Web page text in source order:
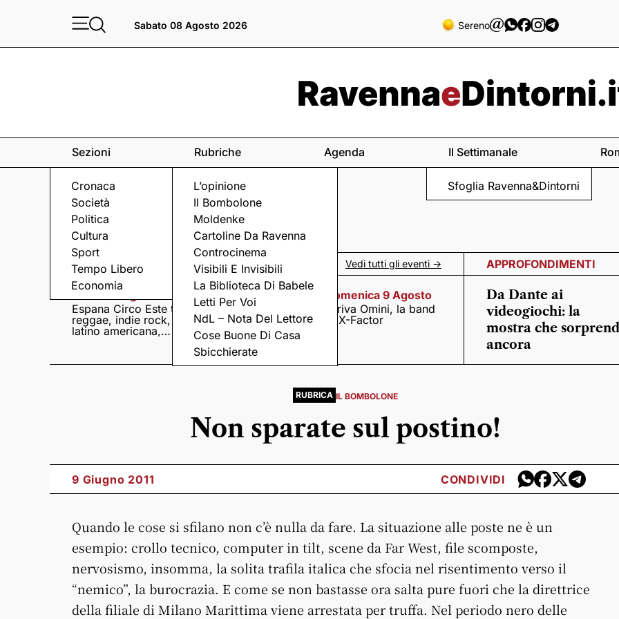
Sabato 08 Agosto 2026 Sereno
Sezioni
Cronaca
Società
Politica
Cultura
Sport
Tempo Libero
Economia
Rubriche
L’opinione
Il Bombolone
Moldenke
Cartoline Da Ravenna
Controcinema
Visibili E Invisibili
La Biblioteca Di Babele
Letti Per Voi
NdL – Nota Del Lettore
Cose Buone Di Casa
Sbicchierate
Agenda Il Settimanale
Sfoglia Ravenna&Dintorni
Eventi a Ravenna e dintorni Vedi tutti gli eventi ->
Espana Circo Este tra
reggae, indie rock,
latino americana,
Domenica 9 Agosto
Hernandez &
Sampedro presentano
il nuovo album
Lumina
Domenica 9 Agosto
Arriva Omini, la band
di X-Factor
APPROFONDIMENTI
Da Dante ai
videogiochi: la
mostra che
ancora
RUBRICA IL BOMBOLONE
Non sparate sul postino!
9 Giugno 2011 CONDIVIDI
Quando le cose si sfilano non c’è nulla da fare. La situazione alle poste ne è un
esempio: crollo tecnico, computer in tilt, scene da Far West, file scomposte,
nervosismo, insomma, la solita trafila italica che sfocia nel risentimento verso il
“nemico”, la burocrazia. E come se non bastasse ora salta pure fuori che la direttrice
della filiale di Milano Marittima viene arrestata per truffa. Nel periodo nero delle